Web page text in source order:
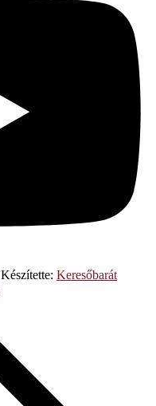
Készítette: Keresőbarát